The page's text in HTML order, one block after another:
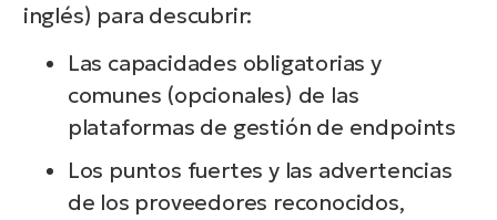
inglés) para descubrir:
Las capacidades obligatorias y
comunes (opcionales) de las
plataformas de gestión de endpoints
Los puntos fuertes y las advertencias
de los proveedores reconocidos,